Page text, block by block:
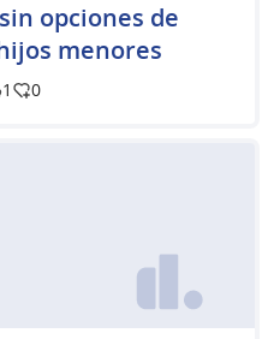
opciones de
menores
1 0